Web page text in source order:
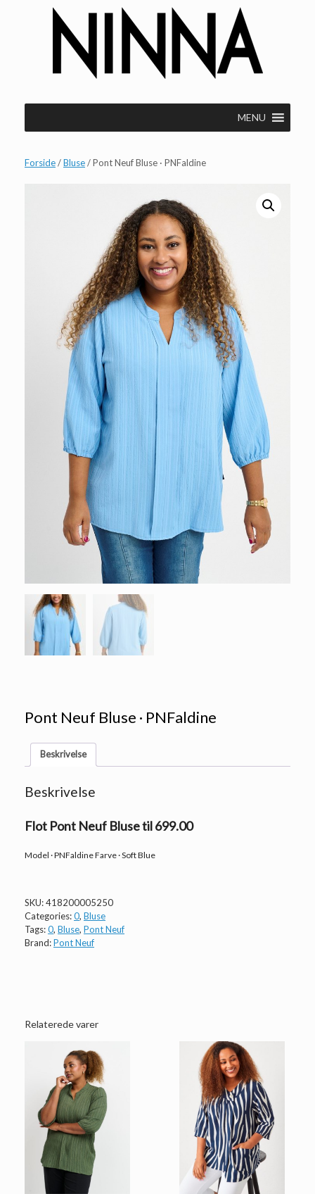
MENU
Forside/Bluse/ Pont Neuf Bluse · PNFaldine
Pont Neuf Bluse · PNFaldine
Beskrivelse
Beskrivelse
Flot Pont Neuf Bluse til 699.00
Model · PNFaldine Farve · Soft Blue
SKU:418200005250
Categories:0, Bluse
Tags:0, Bluse, Pont Neuf
Brand:Pont Neuf
Relaterede varer